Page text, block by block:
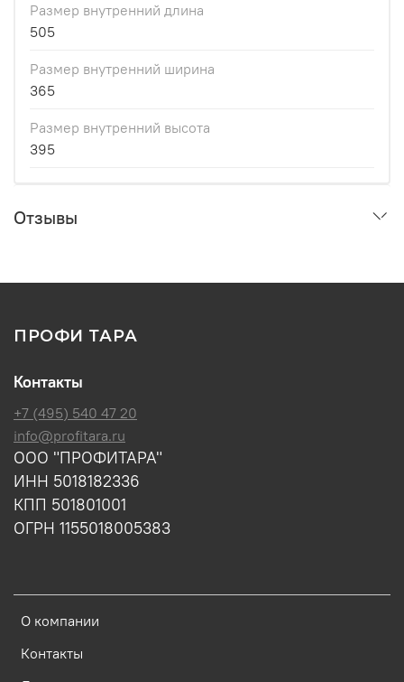
Размер внутренний длина
505
Размер внутренний ширина
365
Размер внутренний высота
395
Отзывы
ПРОФИ ТАРА
О компании
Контакты
Контакты
+7 (495) 540 47 20
info@profitara.ru
ООО "ПРОФИТАРА"
ИНН 5018182336
КПП 501801001
ОГРН 1155018005383